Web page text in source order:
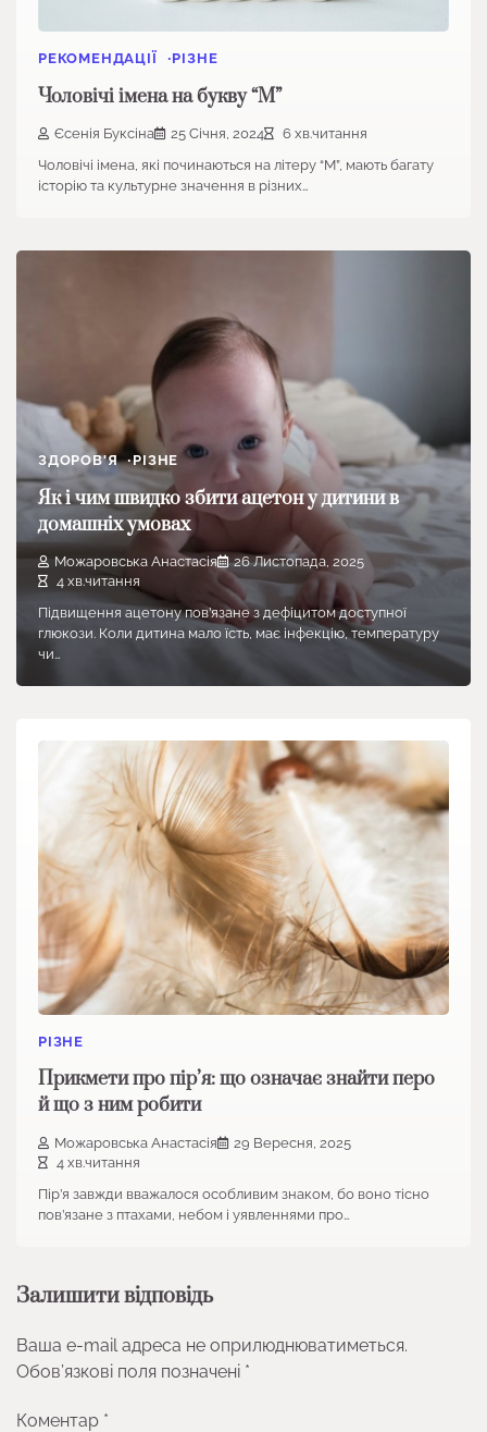
РЕКОМЕНДАЦІЇ РІЗНЕ
Чоловічі імена на букву “М”
Єсенія Буксіна 25 Січня, 2024
6 хв.читання
Чоловічі імена, які починаються на літеру “М”, мають багату
історію та культурне значення в різних…
ЗДОРОВ'Я РІЗНЕ
Як і чим швидко збити ацетон у дитини в
домашніх умовах
Можаровська Анастасія
26 Листопада, 2025
4 хв.читання
Підвищення ацетону пов’язане з дефіцитом доступної
глюкози. Коли дитина мало їсть, має інфекцію, температуру
чи…
РІЗНЕ
Прикмети про пір’я: що означає знайти перо
й що з ним робити
Можаровська Анастасія
29 Вересня, 2025
4 хв.читання
Пір’я завжди вважалося особливим знаком, бо воно тісно
пов’язане з птахами, небом і уявленнями про…
Залишити відповідь
Ваша e-mail адреса не оприлюднюватиметься.
Обов’язкові поля позначені *
Коментар *